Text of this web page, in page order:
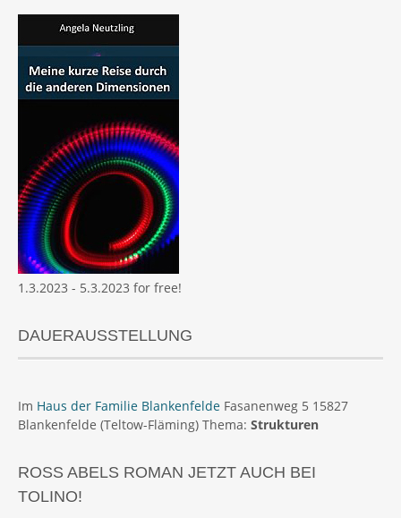
1.3.2023 - 5.3.2023 for free!
DAUERAUSSTELLUNG
Im Haus der Familie Blankenfelde Fasanenweg 5 15827
Blankenfelde (Teltow-Fläming) Thema: Strukturen
ROSS ABELS ROMAN JETZT AUCH BEI
TOLINO!